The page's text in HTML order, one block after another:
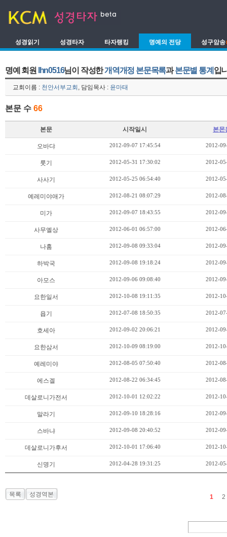
성경읽기 성경타자 타자랭킹 명예의 전당 성구암송
명예 회원 lhn0516님이 작성한개역개정 본문목록과본문별 통계 입
교회이름 : 천안서부교회 , 담임목사 : 윤마태
본문 수 66
본문 시작일시 본몬
오바댜 2012-09-07 17:45:54 2012-
룻기 2012-05-31 17:30:02 2012-
사사기 2012-05-25 06:54:40 2012-
예레미야애가 2012-08-21 08:07:29 2012-
미가 2012-09-07 18:43:55 2012-
사무엘상 2012-06-01 06:57:00 2012-
나훔 2012-09-08 09:33:04 2012-
하박국 2012-09-08 19:18:24 2012-
아모스 2012-09-06 09:08:40 2012-
요한일서 2012-10-08 19:11:35 2012-
욥기 2012-07-08 18:50:35 2012-
호세아 2012-09-02 20:06:21 2012-
요한삼서 2012-10-09 08:19:00 2012-
예레미야 2012-08-05 07:50:40 2012-
에스겔 2012-08-22 06:34:45 2012-
데살로니가전서 2012-10-01 12:02:22 2012-
말라기 2012-09-10 18:28:16 2012-
스바냐 2012-09-08 20:40:52 2012-
데살로니가후서 2012-10-01 17:06:40 2012-
신명기 2012-04-28 19:31:25 2012-
목록 성경역본 1 2